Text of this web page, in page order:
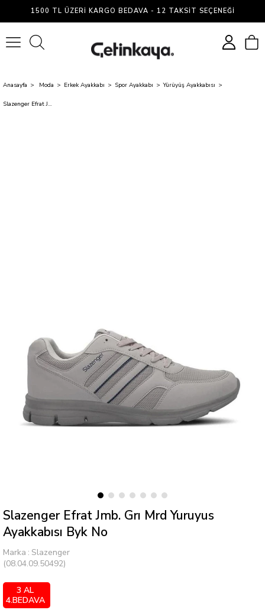
1500 TL ÜZERI KARGO BEDAVA - 12 TAKSIT SEÇENEĞI
Anasayfa Moda Erkek Ayakkabı Spor Ayakkabı Yürüyüş Ayakkabısı
Slazenger Efrat Jmb. Grı Mrd Yuruyus Ayakkabısı Byk No
Slazenger Efrat Jmb. Grı Mrd Yuruyus
Ayakkabısı Byk No
Marka : Slazenger
(08.04.09.50492)
3 AL
4.BEDAVA